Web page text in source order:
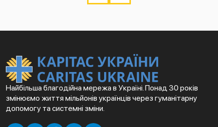
Найбільша благодійна мережа в Україні. Понад 30 років
змінюємо життя мільйонів українців через гуманітарну
допомогу та системні зміни.